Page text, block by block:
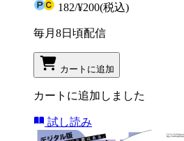
182/¥200(税込)
毎月8日頃配信
カートに追加
カートに追加しました
試し読み